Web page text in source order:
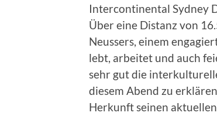
Intercontinental Sydney
Über eine Distanz von
Neussers, einem
lebt, arbeitet und auch
sehr gut die
diesem Abend zu
Herkunft seinen